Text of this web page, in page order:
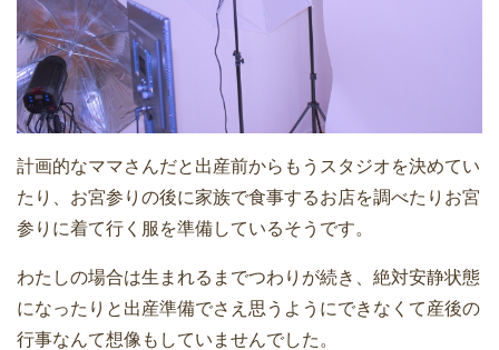
計画的なママさんだと出産前からもうスタジオを決めてい
たり、お宮参りの後に家族で食事するお店を調べたりお宮
参りに着て行く服を準備しているそうです。
わたしの場合は生まれるまでつわりが続き、絶対安静状態
になったりと出産準備でさえ思うようにできなくて産後の
行事なんて想像もしていませんでした。